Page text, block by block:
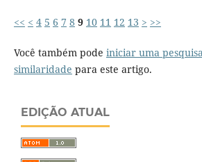
<< < 4 5 6 7 8 9 10 11 12 13 > >>
Você também pode iniciar uma
similaridade para este artigo.
EDIÇÃO ATUAL